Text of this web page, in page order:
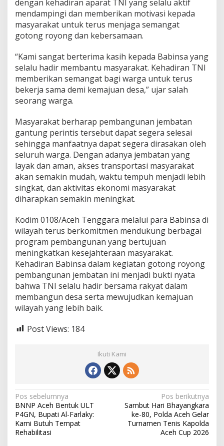
dengan kehadiran aparat TNI yang selalu aktif
mendampingi dan memberikan motivasi kepada
masyarakat untuk terus menjaga semangat
gotong royong dan kebersamaan.
“Kami sangat berterima kasih kepada Babinsa yang
selalu hadir membantu masyarakat. Kehadiran TNI
memberikan semangat bagi warga untuk terus
bekerja sama demi kemajuan desa,” ujar salah
seorang warga.
Masyarakat berharap pembangunan jembatan
gantung perintis tersebut dapat segera selesai
sehingga manfaatnya dapat segera dirasakan oleh
seluruh warga. Dengan adanya jembatan yang
layak dan aman, akses transportasi masyarakat
akan semakin mudah, waktu tempuh menjadi lebih
singkat, dan aktivitas ekonomi masyarakat
diharapkan semakin meningkat.
Kodim 0108/Aceh Tenggara melalui para Babinsa di
wilayah terus berkomitmen mendukung berbagai
program pembangunan yang bertujuan
meningkatkan kesejahteraan masyarakat.
Kehadiran Babinsa dalam kegiatan gotong royong
pembangunan jembatan ini menjadi bukti nyata
bahwa TNI selalu hadir bersama rakyat dalam
membangun desa serta mewujudkan kemajuan
wilayah yang lebih baik.
Post Views: 184
Ikuti Kami
N
a
v
Pos sebelumnya
BNNP Aceh Bentuk ULT
P4GN, Bupati Al-Farlaky:
Kami Butuh Tempat
Rehabilitasi
Pos berikutnya
Sambut Hari Bhayangkara
ke-80, Polda Aceh Gelar
Turnamen Tenis Kapolda
Aceh Cup 2026